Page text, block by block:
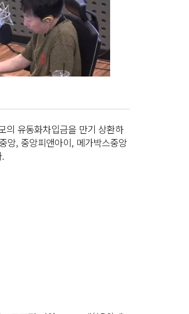
의 유동화차입금을 만기 상환하
앙, 중앙피앤아이, 메가박스중앙